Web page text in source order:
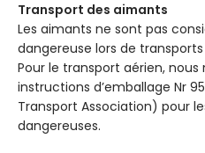
Transport des aimants
Les aimants ne sont pas
dangereuse lors de
Pour le transport aérien,
instructions d’emballage Nr
Transport Association) pour
dangereuses.